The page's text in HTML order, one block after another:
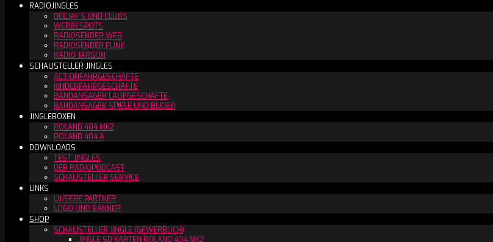
RADIOJINGLES
DEEJAY´S UND CLUBS
WERBESPOTS
RADIOSENDER WEB
RADIOSENDER FUNK
RADIO JARGON
SCHAUSTELLER JINGLES
ACTIONFAHRGESCHÄFTE
KINDERFAHRGESCHÄFTE
BANDANSAGEN LAUFGESCHÄFTE
BANDANSAGEN SPIELE UND BUDEN
JINGLEBOXEN
ROLAND 404 MK2
ROLAND 404 A
DOWNLOADS
TEST JINGLES
DER RADIOPODCAST
SCHAUSTELLER SERVICE
LINKS
UNSERE PARTNER
LOGO UND BANNER
SHOP
SCHAUSTELLER JINGLE (GEWERBLICH)
JINGLE SD KARTEN ROLAND 404 MK2